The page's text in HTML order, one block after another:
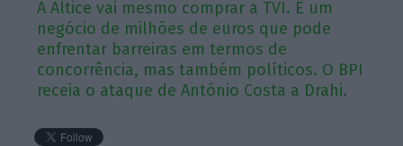
A Altice vai mesmo comprar a TVI. É um
negócio de milhões de euros que pode
enfrentar barreiras em termos de
concorrência, mas também políticos. O BPI
receia o ataque de António Costa a Drahi.